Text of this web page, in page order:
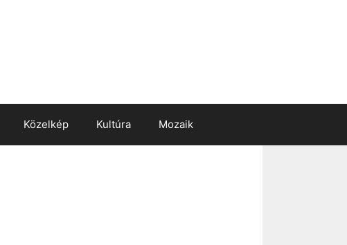
Közelkép Kultúra Mozaik